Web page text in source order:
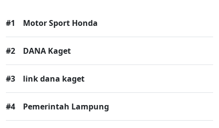
#1 Motor Sport Honda
#2 DANA Kaget
#3 link dana kaget
#4 Pemerintah Lampung